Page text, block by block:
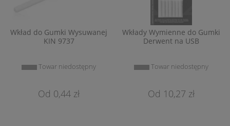
Wkład do Gumki Wysuwanej
KIN 9737
Towar niedostępny
0,44 zł
Wkłady Wymienne do Gumki
Derwent na USB
Towar niedostępny
10,27 zł